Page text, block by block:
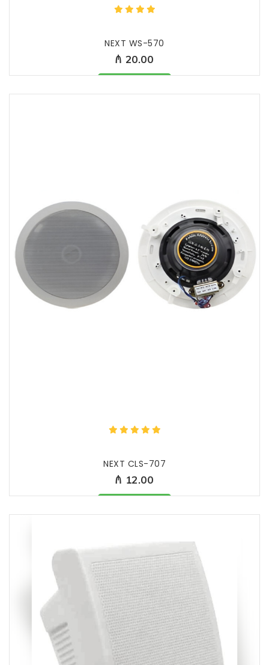
NEXT WS-570
₼ 20.00
Məhsul mövcüddur
NEXT CLS-707
₼ 12.00
Məhsul mövcüddur